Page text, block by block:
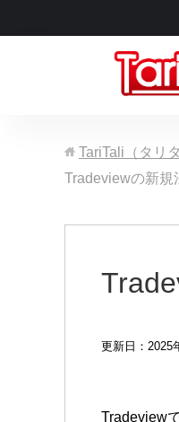
TariTali（タリ
Tradeviewの新規
更新日：2025
Tradeview